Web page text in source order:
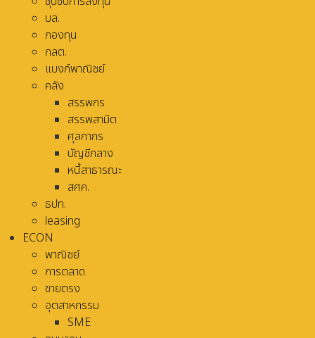
บล.
กองทุน
กลต.
แบงก์พาณิชย์
คลัง
สรรพกร
สรรพสามิต
ศุลกากร
บัญชีกลาง
หนี้สาธารณะ
สศค.
ธปท.
leasing
ECON
พาณิชย์
การตลาด
ขายตรง
อุตสาหกรรม
SME